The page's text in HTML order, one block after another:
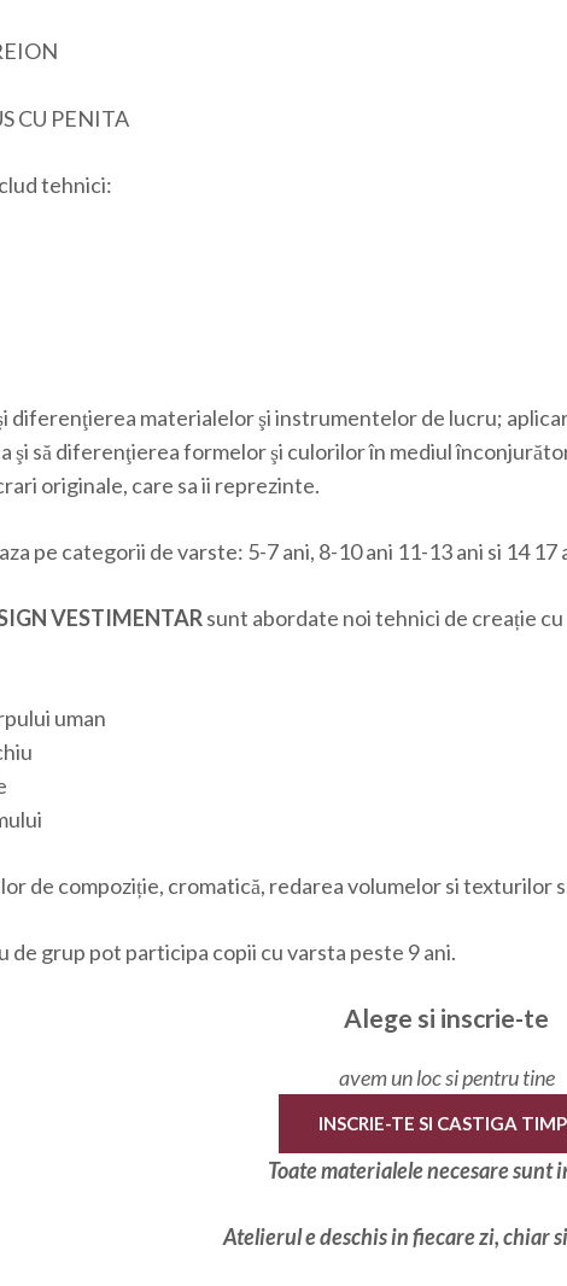
CU PENITA
tehnici:
diferenţierea materialelor şi instrumentelor de lucru;
şi să diferenţierea formelor şi culorilor în mediul
originale, care sa ii reprezinte.
pe categorii de varste: 5-7 ani, 8-10 ani 11-13 ani si 14 17
VESTIMENTARsunt abordate noi tehnici de creație
uman
de compoziție, cromatică, redarea volumelor si
de grup pot participa copii cu varsta peste 9 ani.
Alege si inscrie-te
avem un loc si pentru tine
INSCRIE-TE SI CASTIGA
Toate materialele necesare sunt
Atelierul e deschis in fiecare zi, chiar